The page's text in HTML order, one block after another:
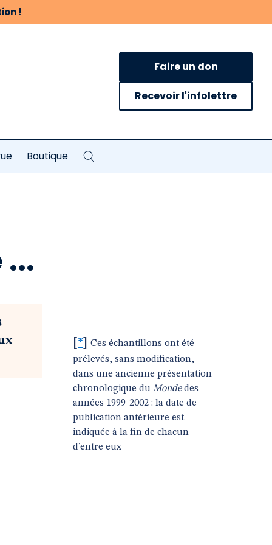
!
Faire un don
Recevoir l'infolettre
Boutique
*
Ces échantillons ont été
prélevés, sans modification,
dans une ancienne présentation
chronologique du Mondedes
années 1999-2002 : la date de
publication antérieure est
indiquée à la fin de chacun
d’entre eux